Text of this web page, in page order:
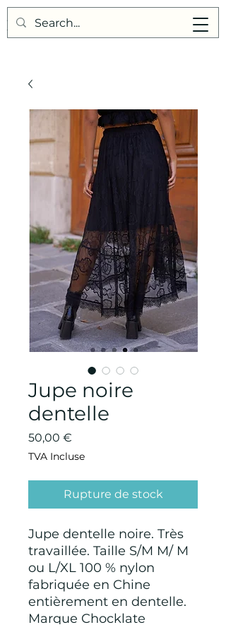
Points de Suture
Jupe noire
dentelle
50,00 €
TVA Incluse
Rupture de stock
Jupe dentelle noire. Très
travaillée. Taille S/M M/ M
ou L/XL 100 % nylon
fabriquée en Chine
entièrement en dentelle.
Marque Chocklate